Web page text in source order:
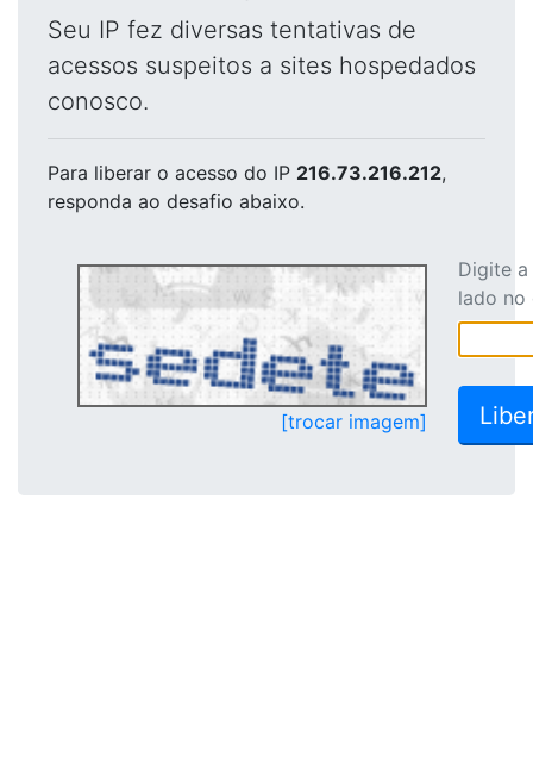
Seu IP fez diversas tentativas de
acessos suspeitos a sites hospedados
conosco.
Para liberar o acesso do IP 216.73.216.212,
responda ao desafio abaixo.
[trocar imagem]
Digite
lado no